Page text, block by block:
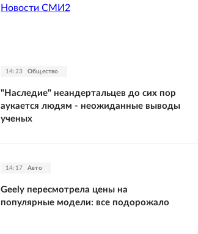
Новости СМИ2
14:23 Общество
"Наследие" неандертальцев до сих пор
аукается людям - неожиданные выводы
ученых
14:17 Авто
Geely пересмотрела цены на
популярные модели: все подорожало